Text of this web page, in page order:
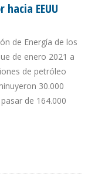
EEUU
de Energía de los
de enero 2021 a
de petróleo
30.000
de 164.000